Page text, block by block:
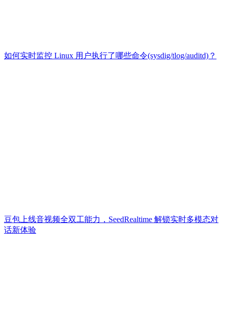
如何实时监控 Linux 用户执行了哪些命令(sysdig/tlog/auditd)？
豆包上线音视频全双工能力，SeedRealtime 解锁实时多模态对
话新体验